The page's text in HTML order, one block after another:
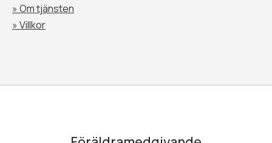
» Om tjänsten
» Villkor